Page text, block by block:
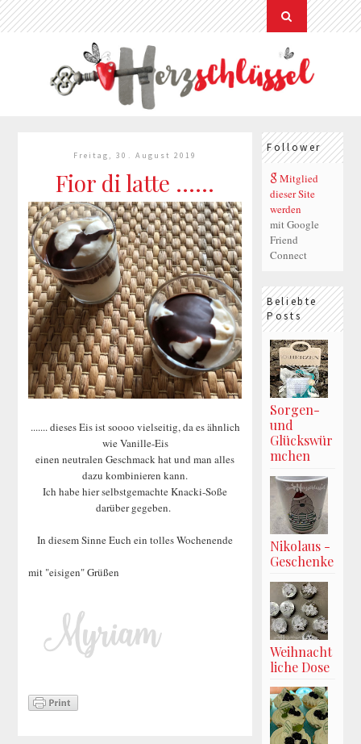
Freitag, 30. August 2019
Fior di latte ......
....... dieses Eis ist soooo vielseitig, da es ähnlich
wie Vanille-Eis
einen neutralen Geschmack hat und man alles
dazu kombinieren kann.
Ich habe hier selbstgemachte Knacki-Soße
darüber gegeben.
In diesem Sinne Euch ein tolles Wochenende
mit "eisigen" Grüßen
Follower
Mitglied
dieser Site
werden
mit Google
Friend
Connect
Beliebte
Posts
Sorgen-
und
Glückswür
mchen
Nikolaus -
Geschenke
Weihnacht
liche Dose